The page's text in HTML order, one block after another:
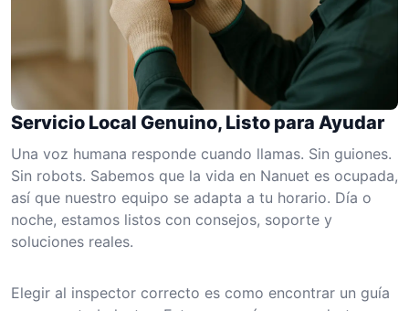
Servicio Local Genuino, Listo para Ayudar
Una voz humana responde cuando llamas. Sin guiones.
Sin robots. Sabemos que la vida en Nanuet es ocupada,
así que nuestro equipo se adapta a tu horario. Día o
noche, estamos listos con consejos, soporte y
soluciones reales.
Elegir al inspector correcto es como encontrar un guía